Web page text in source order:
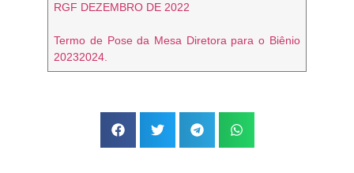
RGF DEZEMBRO DE 2022
Termo de Pose da Mesa Diretora para o Biênio
20232024.